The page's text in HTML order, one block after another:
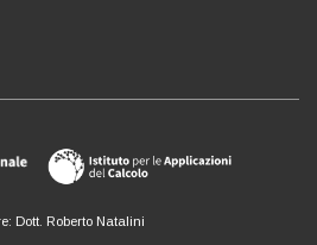
Dott. Roberto Natalini